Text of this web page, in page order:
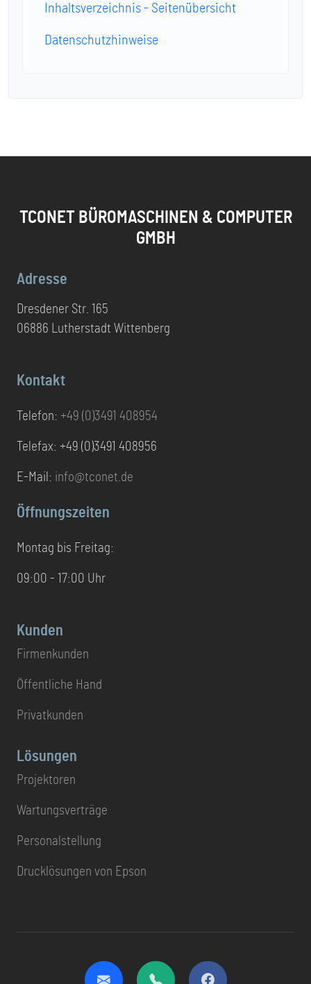
Inhaltsverzeichnis - Seitenübersicht
Datenschutzhinweise
TCONET BÜROMASCHINEN & COMPUTER
GMBH
Adresse
Dresdener Str. 165
06886 Lutherstadt Wittenberg
Kontakt
Telefon: +49 (0)3491 408954
Telefax: +49 (0)3491 408956
E-Mail: info@tconet.de
Öffnungszeiten
Montag bis Freitag:
09:00 - 17:00 Uhr
Kunden
Firmenkunden
Öffentliche Hand
Privatkunden
Lösungen
Projektoren
Wartungsverträge
Personalstellung
Drucklösungen von Epson